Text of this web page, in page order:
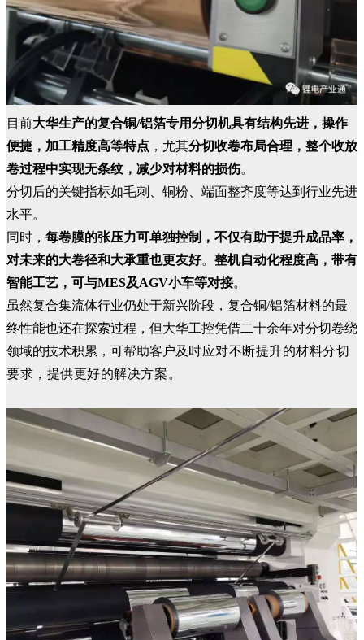
目前大华生产的复合铜/铝箔专用分切机具有结构先进，操作
便捷，加工精度高等特点 ，尤其分切收卷布局合理，整个收放
卷过程中实现无条纹，减少对材料的损伤。
分切后的关键指标如毛刺、铜粉、端面整齐度等达到行业先进
水平。
同时， 每卷膜的张压力可单独控制，不仅有助于提升成品率，
对未来的大卷径和大承重也更友好。 整机自动化程度高，带有
智能工艺，可与MES及AGV小车等对接。
虽然复合集流体行业仍处于新兴阶段，复合铜/铝箔材料的最
终性能也还在探索过程，但大华工控凭借二十余年对分切卷绕
领域的技术积累，可帮助客户及 时应对不断提升的材料分切
要求，提供更好的解决方案。